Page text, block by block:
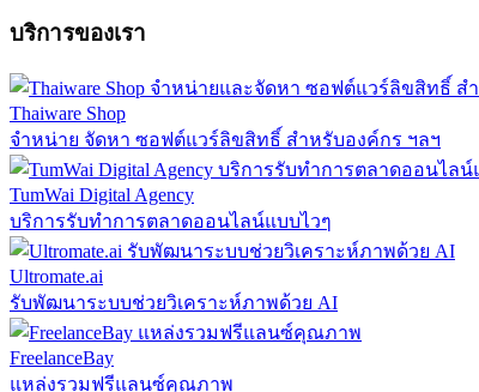
บริการของเรา
Thaiware Shop
จำหน่าย จัดหา ซอฟต์แวร์ลิขสิทธิ์ สำหรับองค์กร ฯลฯ
TumWai Digital Agency
บริการรับทำการตลาดออนไลน์แบบไวๆ
Ultromate.ai
รับพัฒนาระบบช่วยวิเคราะห์ภาพด้วย AI
FreelanceBay
แหล่งรวมฟรีแลนซ์คุณภาพ